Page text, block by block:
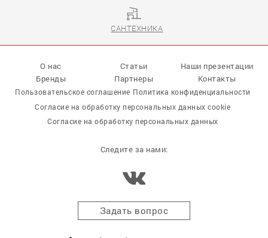
САНТЕХНИКА
О нас Статьи
Наши презентации
Бренды
Партнеры Контакты
Пользовательское соглашение Политика конфиденциальности
Согласие на обработку персональных данных cookie
Согласие на обработку персональных данных
Следите за нами:
Задать вопрос